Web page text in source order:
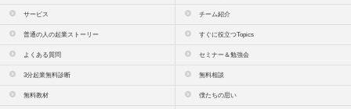
サービス チーム紹介
普通の人の起業ストーリー すぐに役立つTopics
よくある質問 セミナー＆勉強会
3分起業無料診断 無料相談
無料教材 僕たちの思い